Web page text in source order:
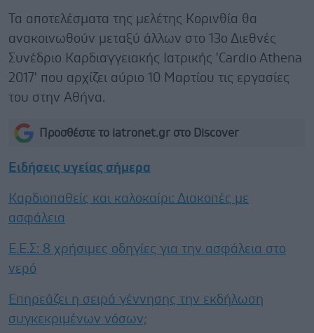
Τα αποτελέσματα της μελέτης Κορινθία θα
ανακοινωθούν μεταξύ άλλων στο 13ο Διεθνές
Συνέδριο Καρδιαγγειακής Ιατρικής 'Cardio Athena
2017' που αρχίζει αύριο 10 Μαρτίου τις εργασίες
του στην Αθήνα.
Προσθέστε το iatronet.gr στο Discover
Ειδήσεις υγείας σήμερα
Καρδιοπαθείς και καλοκαίρι: Διακοπές με
ασφάλεια
Ε.E.Σ: 8 χρήσιμες οδηγίες για την ασφάλεια στο
νερό
Επηρεάζει η σειρά γέννησης την εκδήλωση
συγκεκριμένων νόσων;